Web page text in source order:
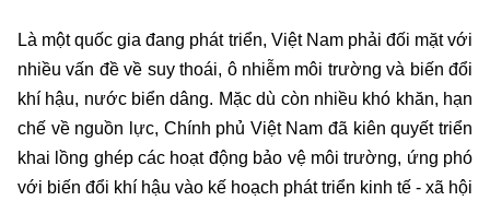
Là một quốc gia đang phát triển, Việt Nam phải đối mặt với
nhiều vấn đề về suy thoái, ô nhiễm môi trường và biến đổi
khí hậu, nước biển dâng. Mặc dù còn nhiều khó khăn, hạn
chế về nguồn lực, Chính phủ Việt Nam đã kiên quyết triển
khai lồng ghép các hoạt động bảo vệ môi trường, ứng phó
với biến đổi khí hậu vào kế hoạch phát triển kinh tế - xã hội